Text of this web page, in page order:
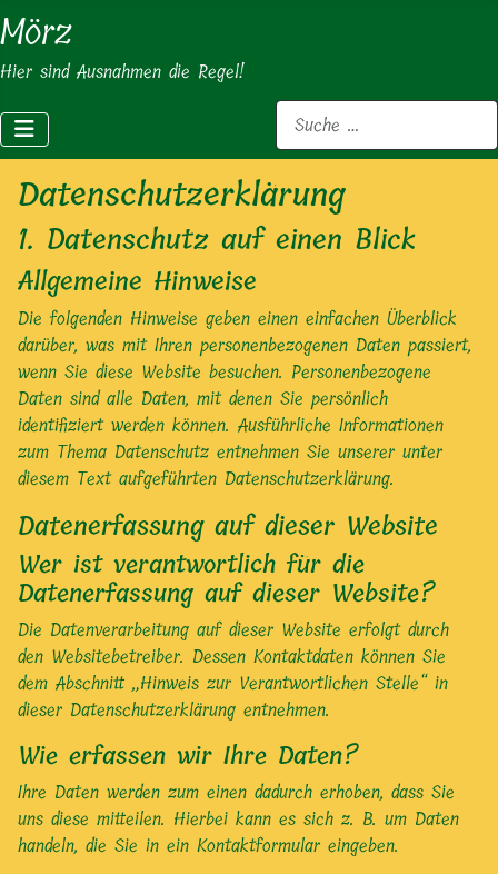
Mörz
Hier sind Ausnahmen die Regel!
Suchen
Datenschutzerklärung
1. Datenschutz auf einen Blick
Allgemeine Hinweise
Die folgenden Hinweise geben einen einfachen Überblick
darüber, was mit Ihren personenbezogenen Daten passiert,
wenn Sie diese Website besuchen. Personenbezogene
Daten sind alle Daten, mit denen Sie persönlich
identifiziert werden können. Ausführliche Informationen
zum Thema Datenschutz entnehmen Sie unserer unter
diesem Text aufgeführten Datenschutzerklärung.
Datenerfassung auf dieser Website
Wer ist verantwortlich für die
Datenerfassung auf dieser Website?
Die Datenverarbeitung auf dieser Website erfolgt durch
den Websitebetreiber. Dessen Kontaktdaten können Sie
dem Abschnitt „Hinweis zur Verantwortlichen Stelle“ in
dieser Datenschutzerklärung entnehmen.
Wie erfassen wir Ihre Daten?
Ihre Daten werden zum einen dadurch erhoben, dass Sie
uns diese mitteilen. Hierbei kann es sich z. B. um Daten
handeln, die Sie in ein Kontaktformular eingeben.